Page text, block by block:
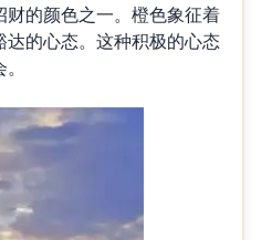
的颜色之一。橙色象征着
的心态。这种积极的心态